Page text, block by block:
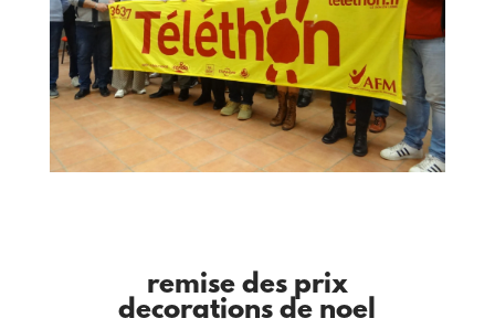
remise des prix
decorations de noel